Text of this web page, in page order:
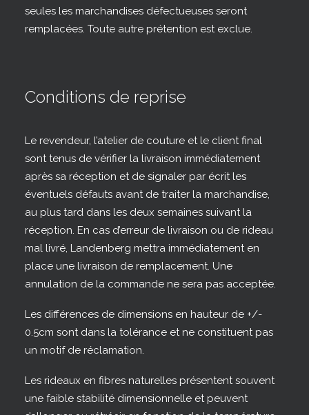
seules les marchandises défectueuses seront
remplacées. Toute autre prétention est exclue.
Conditions de reprise
Le revendeur, l’atelier de couture et le client final
sont tenus de vérifier la livraison immédiatement
après sa réception et de signaler par écrit les
éventuels défauts avant de traiter la marchandise,
au plus tard dans les deux semaines suivant la
réception. En cas d’erreur de livraison ou de rideau
mal livré, Landenberg mettra immédiatement en
place une livraison de remplacement. Une
annulation de la commande ne sera pas acceptée.
Les différences de dimensions en hauteur de +/-
0.5cm sont dans la tolérance et ne constituent pas
un motif de réclamation.
Les rideaux en fibres naturelles présentent souvent
une faible stabilité dimensionnelle et peuvent